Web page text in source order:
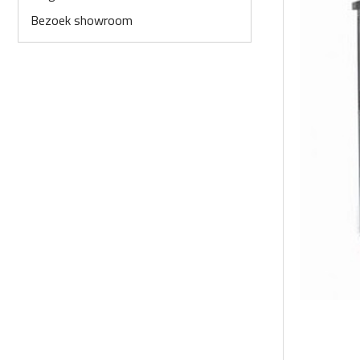
Bezoek showroom